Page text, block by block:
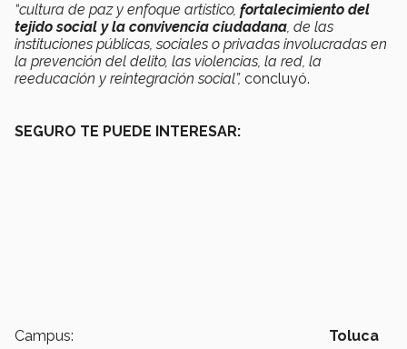
“cultura de paz y enfoque artístico, fortalecimiento del
tejido social y la convivencia ciudadana, de las
instituciones públicas, sociales o privadas involucradas en
la prevención del delito, las violencias, la red, la
reeducación y reintegración social”, concluyó.
SEGURO TE PUEDE INTERESAR:
Campus: Toluca